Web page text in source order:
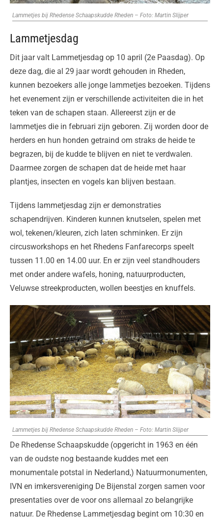
Lammetjes bij Rhedense Schaapskudde Rheden – Foto: Martin Slijper
Lammetjesdag
Dit jaar valt Lammetjesdag op 10 april (2e Paasdag). Op
deze dag, die al 29 jaar wordt gehouden in Rheden,
kunnen bezoekers alle jonge lammetjes bezoeken. Tijdens
het evenement zijn er verschillende activiteiten die in het
teken van de schapen staan. Allereerst zijn er de
lammetjes die in februari zijn geboren. Zij worden door de
herders en hun honden getraind om straks de heide te
begrazen, bij de kudde te blijven en niet te verdwalen.
Daarmee zorgen de schapen dat de heide met haar
plantjes, insecten en vogels kan blijven bestaan.
Tijdens lammetjesdag zijn er demonstraties
schapendrijven. Kinderen kunnen knutselen, spelen met
wol, tekenen/kleuren, zich laten schminken. Er zijn
circusworkshops en het Rhedens Fanfarecorps speelt
tussen 11.00 en 14.00 uur. En er zijn veel standhouders
met onder andere wafels, honing, natuurproducten,
Veluwse streekproducten, wollen beestjes en knuffels.
Lammetjes bij Rhedense Schaapskudde Rheden – Foto: Martin Slijper
De Rhedense Schaapskudde (opgericht in 1963 en één
van de oudste nog bestaande kuddes met een
monumentale potstal in Nederland,) Natuurmonumenten,
IVN en imkersvereniging De Bijenstal zorgen samen voor
presentaties over de voor ons allemaal zo belangrijke
natuur. De Rhedense Lammetjesdag begint om 10:30 en